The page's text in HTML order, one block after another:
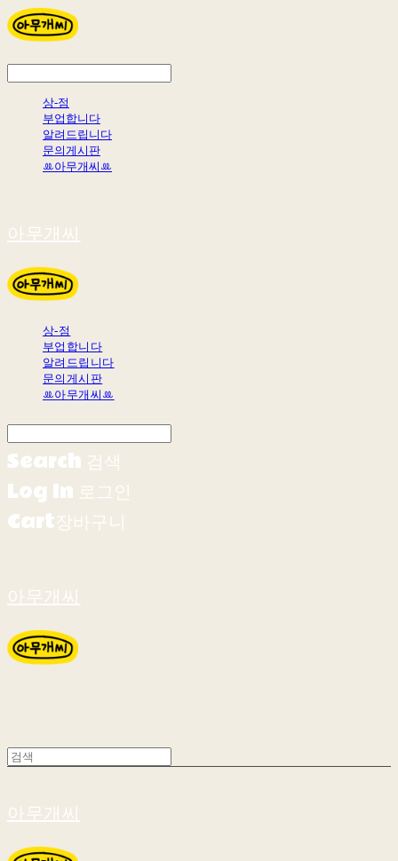
상-점
부업합니다
알려드립니다
문의게시판
ꔛ아무개씨ꔛ
아무개씨
상-점
부업합니다
알려드립니다
문의게시판
ꔛ아무개씨ꔛ
Search 검색
Log In 로그인
Cart장바구니
아무개씨
아무개씨